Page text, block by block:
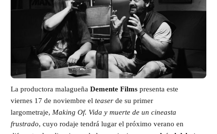
La productora malagueña Demente Films presenta este
viernes 17 de noviembre el teaser de su primer
largometraje, Making Of. Vida y muerte de un cineasta
frustrado, cuyo rodaje tendrá lugar el próximo verano en